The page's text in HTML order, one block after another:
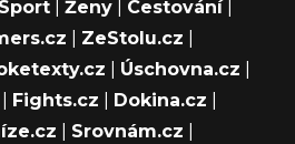
Sport Ženy Cestování|
ZeStolu.cz
Úschovna.cz
Fights.cz Dokina.cz
Srovnám.cz